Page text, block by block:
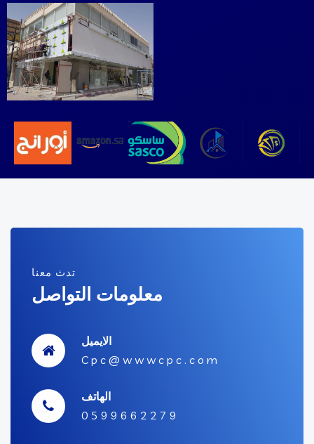
تدث معنا
معلومات التواصل
الايميل
C p c @ w w w c p c . c o m
الهاتف
0 5 9 9 6 6 2 2 7 9